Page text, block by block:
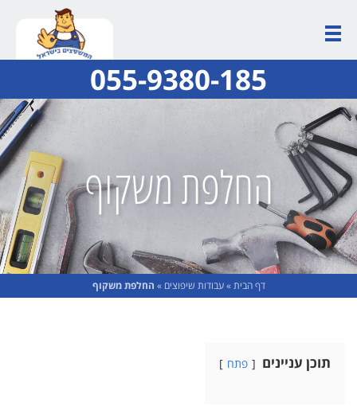
055-9380-185
החלפת משקוף
דף הבית»עבודות שיפוצים » החלפת משקוף
תוכן עניינים פתח